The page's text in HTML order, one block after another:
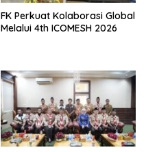
FK Perkuat Kolaborasi Global
Melalui 4th ICOMESH 2026